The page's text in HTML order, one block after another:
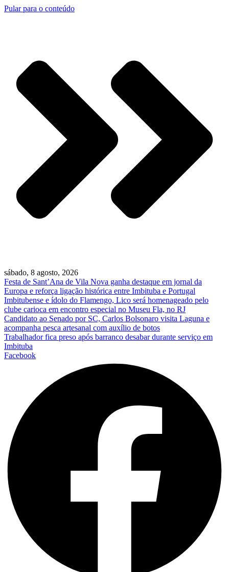
Pular para o conteúdo
sábado, 8 agosto, 2026
Festa de Sant’Ana de Vila Nova ganha destaque em jornal da
Europa e reforça ligação histórica entre Imbituba e Portugal
Imbitubense e ídolo do Flamengo, Lico será homenageado pelo
clube carioca em encontro especial no Museu Fla, no RJ
Candidato ao Senado por SC, Carlos Bolsonaro visita Laguna e
acompanha pesca artesanal com auxílio de botos
Trabalhador fica preso após barranco desabar durante serviço em
Imbituba
Facebook